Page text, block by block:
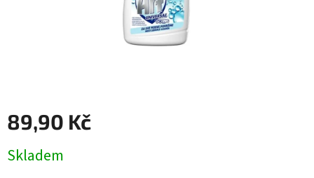
89,90 Kč
cena:
Skladem